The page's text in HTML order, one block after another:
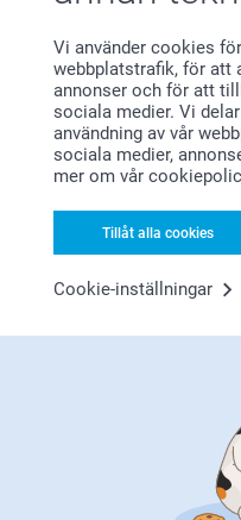
Vi använder cookies
webbplatstrafik, för att
annonser och för att
sociala medier. Vi
användning av vår
sociala medier,
mer om vår
Tillåt alla cookies
Cookie-inställningar
2026-07-22
10:53
Hej Yvonne,
Så härligt att läsa,
fotoprodukter -
du är nöjd med
🩵-liga hälsningar
Jörgen,
2026-07-02
kanonbra,,,
Visa reaktioner
12:35
Tack för att du ger
är nöjd med din
🩵-liga hälsningar
Helene @smartphoto
Relaterade